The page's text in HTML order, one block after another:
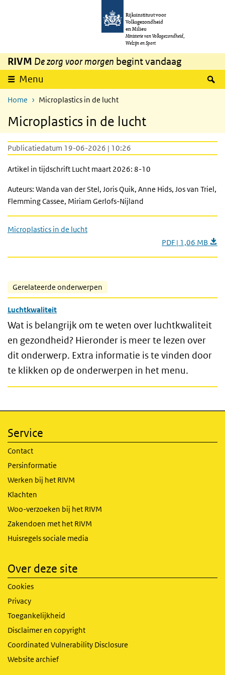
Overslaan en naar de inhoud gaan
Rijksinstituut voor
Volksgezondheid
en Milieu
Ministerie van Volksgezondheid,
Welzijn en Sport
RIVM De zorg voor morgen begint vandaag
Menu
Home Microplastics in de lucht
Microplastics in de lucht
Publicatiedatum 19-06-2026 | 10:26
Artikel in tijdschrift Lucht maart 2026: 8-10
Auteurs: Wanda van der Stel, Joris Quik, Anne Hids, Jos van Triel,
Flemming Cassee, Miriam Gerlofs-Nijland
Microplastics in de lucht
PDF | 1,06 MB
Gerelateerde onderwerpen
Luchtkwaliteit
Wat is belangrijk om te weten over luchtkwaliteit
en gezondheid? Hieronder is meer te lezen over
dit onderwerp. Extra informatie is te vinden door
te klikken op de onderwerpen in het menu.
Service
Contact
Persinformatie
Werken bij het RIVM
Klachten
Woo-verzoeken bij het RIVM
Zakendoen met het RIVM
Huisregels sociale media
Over deze site
Cookies
Privacy
Toegankelijkheid
Disclaimer en copyright
Coordinated Vulnerability Disclosure
Website archief